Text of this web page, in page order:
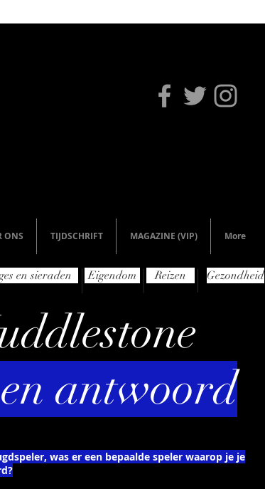
ONS TIJDSCHRIFT MAGAZINE (VIP) More
antwoord
was er een bepaalde speler waarop je je
en sieraden Eigendom Reizen Gezondheid